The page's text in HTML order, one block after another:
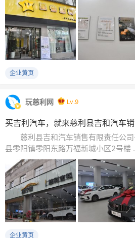
企业黄页
玩慈利网 Lv.9
买吉利汽车，就来慈利县吉和汽车
慈利县吉和汽车销售有限责任公司
县零阳镇零阳东路万福新城小区2号楼
企业黄页